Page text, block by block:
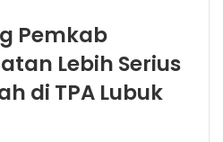
Pemkab
Lebih Serius
di TPA Lubuk